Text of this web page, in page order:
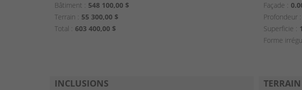
Bâtiment : 548 100,00 $
Terrain : 55 300,00 $
Total : 603 400,00 $
Façade :
Profondeur :
Superficie :
Forme
INCLUSIONS TERRAIN